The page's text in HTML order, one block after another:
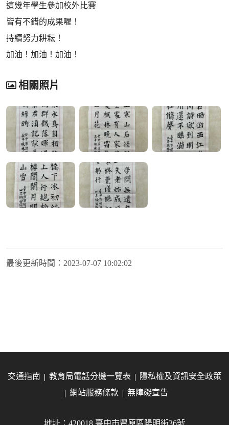
這幾年學生參加校外比賽
皆有不錯的成果喔！
持續努力耕耘！
加油！加油！加油！
相關照片
最後更新時間： 2023-07-07 10:02:02
交通指南 教育局電話分機一覽表
隱私權及資訊安全政策
網站服務條款
無障礙宣告